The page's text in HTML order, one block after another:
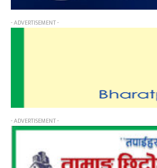
- ADVERTISEMENT -
- ADVERTISEMENT -